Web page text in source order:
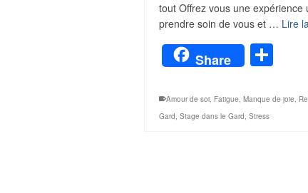
tout Offrez vous une
prendre soin de vous et … Lire
Share
Amour de soi, Fatigue, Manque de joie,
Gard, Stage dans le Gard, Stress